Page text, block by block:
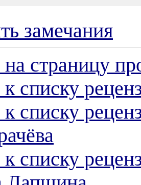
замечания
страницу
списку
списку
списку